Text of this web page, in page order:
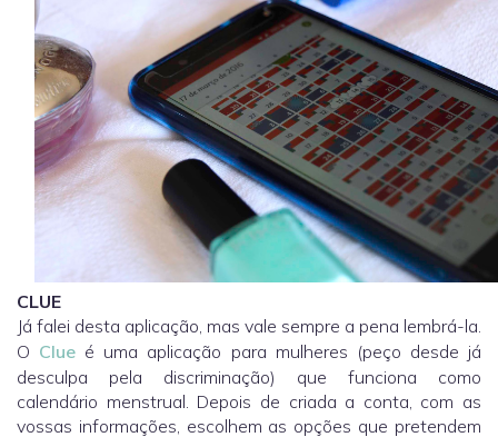
CLUE
Já falei desta aplicação, mas vale sempre a pena lembrá-la.
O Clue é uma aplicação para mulheres (peço desde já
desculpa pela discriminação) que funciona como
calendário menstrual. Depois de criada a conta, com as
vossas informações, escolhem as opções que pretendem